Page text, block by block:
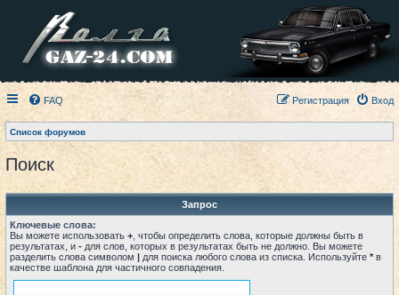
FAQ Вход
Регистрация
Список форумов
Поиск
Запрос
Ключевые слова:
Вы можете использовать + , чтобы определить слова, которые должны быть в
результатах, и - для слов, которых в результатах быть не должно. Вы можете
разделить слова символом | для поиска любого слова из списка. Используйте * в
качестве шаблона для частичного совпадения.